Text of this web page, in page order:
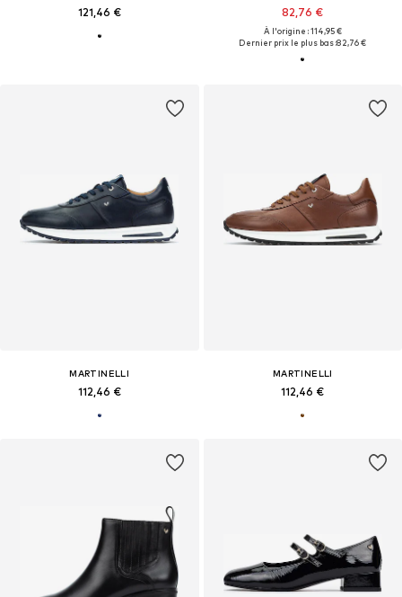
121,46 € 82,76 €
À l'origine : 114,95 €
Dernier prix le plus bas :82,76 €
MARTINELLI
112,46 €
MARTINELLI
112,46 €